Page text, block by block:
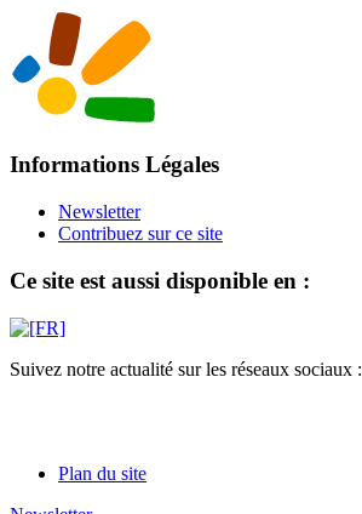
Informations Légales
Newsletter
Contribuez sur ce site
Ce site est aussi disponible en :
Suivez notre actualité sur les réseaux sociaux :
Plan du site